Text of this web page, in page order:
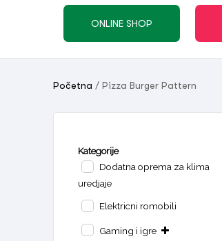
ONLINE SHOP
Početna / Pizza Burger Pattern
Kategorije
Dodatna oprema za klima
uredjaje
Elektricni romobili
Gaming i igre